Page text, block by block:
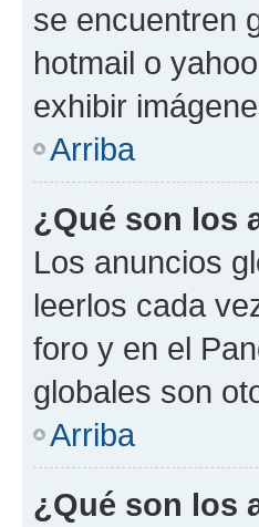
se encuentren
hotmail o
exhibir
Arriba
¿Qué son los
Los anuncios
leerlos cada
foro y en el
globales son
Arriba
¿Qué son los